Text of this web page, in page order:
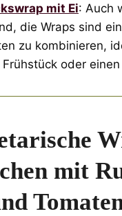
mit Ei: Auch
die Wraps sind
zu kombinieren,
oder einen
mit